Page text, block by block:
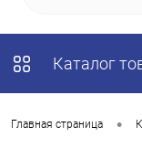
Каталог
Главная страница •